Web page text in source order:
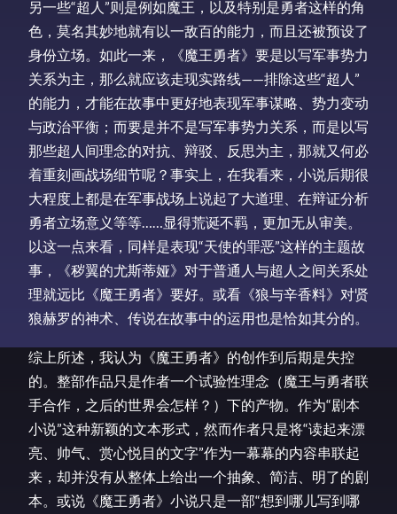
另一些“超人”则是例如魔王，以及特别是勇者这样的角
色，莫名其妙地就有以一敌百的能力，而且还被预设了
身份立场。如此一来，《魔王勇者》要是以写军事势力
关系为主，那么就应该走现实路线——排除这些“超人”
的能力，才能在故事中更好地表现军事谋略、势力变动
与政治平衡；而要是并不是写军事势力关系，而是以写
那些超人间理念的对抗、辩驳、反思为主，那就又何必
着重刻画战场细节呢？事实上，在我看来，小说后期很
大程度上都是在军事战场上说起了大道理、在辩证分析
勇者立场意义等等……显得荒诞不羁，更加无从审美。
以这一点来看，同样是表现“天使的罪恶”这样的主题故
事，《秽翼的尤斯蒂娅》对于普通人与超人之间关系处
理就远比《魔王勇者》要好。或看《狼与辛香料》对贤
狼赫罗的神术、传说在故事中的运用也是恰如其分的。
综上所述，我认为《魔王勇者》的创作到后期是失控
的。整部作品只是作者一个试验性理念（魔王与勇者联
手合作，之后的世界会怎样？）下的产物。作为“剧本
小说”这种新颖的文本形式，然而作者只是将“读起来漂
亮、帅气、赏心悦目的文字”作为一幕幕的内容串联起
来，却并没有从整体上给出一个抽象、简洁、明了的剧
本。或说《魔王勇者》小说只是一部“想到哪儿写到哪